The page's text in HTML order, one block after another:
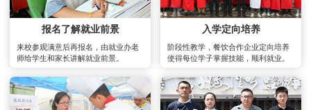
报名了解就业前景
来校参观满意后再报名，由就业办老
师给学生和家长讲解就业前景。
入学定向培养
阶段性教学，餐饮合作企业定向培养
使得每位学子掌握技能，顺利就业。